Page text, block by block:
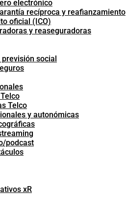
electrónico
recíproca y reafianzamiento
oficial (ICO)
y reaseguradoras
social
Telco
y autonómicas
podcast
xR